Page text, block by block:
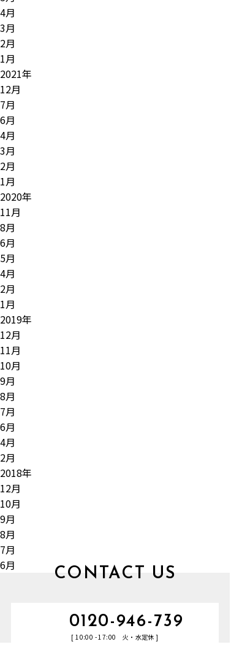
4月
3月
2月
1月
2021年
12月
7月
6月
4月
3月
2月
1月
2020年
11月
8月
6月
5月
4月
2月
1月
2019年
12月
11月
10月
9月
8月
7月
6月
4月
2月
2018年
12月
10月
9月
8月
7月
6月
CONTACT US
0120-946-739
[ 10:00 - 17:00 火・水定休 ]